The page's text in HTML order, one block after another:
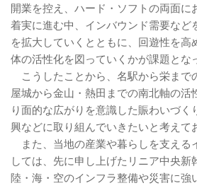
開業を控え、ハード・ソフトの両面に
着実に進む中、インバウンド需要など
を拡大していくとともに、回遊性を高
体の活性化を図っていくかが課題とな
こうしたことから、名駅から栄まで
屋城から金山・熱田までの南北軸の活
り面的な広がりを意識した賑わいづく
興などに取り組んでいきたいと考えて
また、当地の産業や暮らしを支える
しては、先に申し上げたリニア中央新
陸・海・空のインフラ整備や災害に強